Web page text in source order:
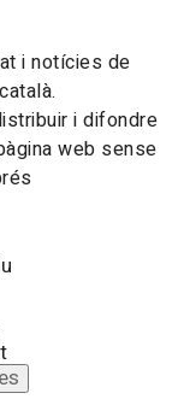
i notícies de
i difondre
web sense